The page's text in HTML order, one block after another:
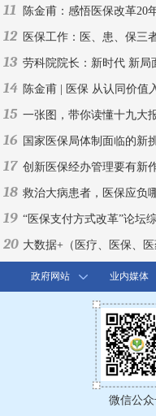
11 陈金甫：感悟医保改革20
12 医保工作：医、患、保三
13 劳科院院长：新时代 新局
14 陈金甫 | 医保 从认同价值
15 一张图，带你读懂十九大
16 国家医保局体制面临的新
17 创新医保经办管理要有新
18 救治大病患者，医保应负
19 “医保支付方式改革”论坛
20 大数据+（医疗、医保、医
政府网站 业内媒体
微信公